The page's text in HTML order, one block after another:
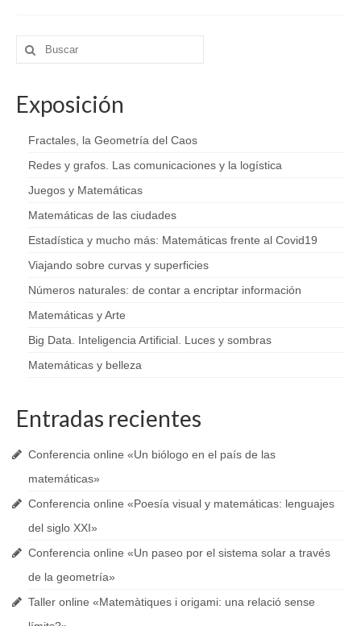
El día de las Mates
Entidades financiadoras
Prensa
Buscar
por:
Exposición
Fractales, la Geometría del Caos
Redes y grafos. Las comunicaciones y la logística
Juegos y Matemáticas
Matemáticas de las ciudades
Estadística y mucho más: Matemáticas frente al Covid19
Viajando sobre curvas y superficies
Números naturales: de contar a encriptar información
Matemáticas y Arte
Big Data. Inteligencia Artificial. Luces y sombras
Matemáticas y belleza
Entradas recientes
Conferencia online «Un biólogo en el país de las
matemáticas»
Conferencia online «Poesía visual y matemáticas: lenguajes
del siglo XXI»
Conferencia online «Un paseo por el sistema solar a través
de la geometría»
Taller online «Matemàtiques i origami: una relació sense